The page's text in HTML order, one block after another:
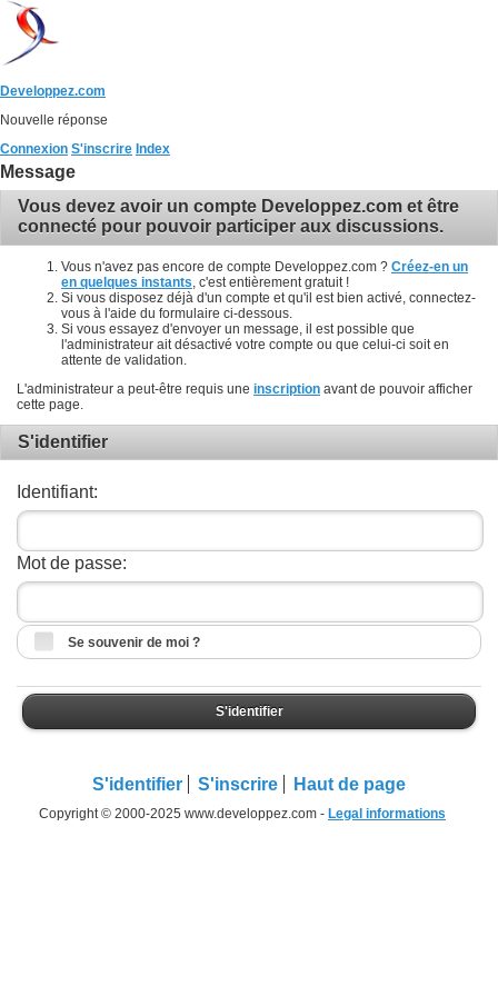
Developpez.com
Nouvelle réponse
Connexion S'inscrire Index
Message
Vous devez avoir un compte Developpez.com et être
connecté pour pouvoir participer aux discussions.
Vous n'avez pas encore de compte Developpez.com ? Créez-en un
en quelques instants , c'est entièrement gratuit !
Si vous disposez déjà d'un compte et qu'il est bien activé, connectez-
vous à l'aide du formulaire ci-dessous.
Si vous essayez d'envoyer un message, il est possible que
l'administrateur ait désactivé votre compte ou que celui-ci soit en
attente de validation.
L'administrateur a peut-être requis une inscription avant de pouvoir afficher
cette page.
S'identifier
Identifiant:
Mot de passe:
Se souvenir de moi ?
S'identifier
S'identifier S'inscrire Haut de page
Copyright © 2000-2025 www.developpez.com - Legal informations